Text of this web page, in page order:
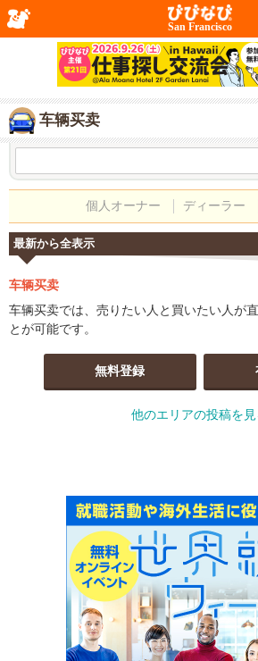
San Francisco
车辆买卖
個人オーナー ディーラー
最新から全表示
车辆买卖
车辆买卖では、売りたい人と買いたい人が
とが可能です。
無料登録
他のエリアの投稿を見